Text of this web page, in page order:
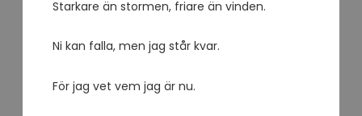
Starkare än stormen, friare än vinden.
Ni kan falla, men jag står kvar.
För jag vet vem jag är nu.